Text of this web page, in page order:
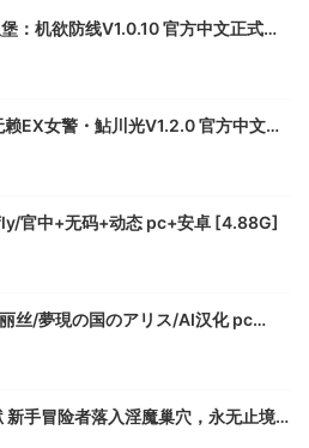
内容和剧情独立与原作之外，并
想要更多的了解东方Project的故
：机欲防线V1.0.10 官方中文正式步
EX女警・鮎川光V1.2.0 官方中文版
官中+无码+动态 pc+安卓 [4.88G]
手冒险者落入淫魔巢穴，永无止境